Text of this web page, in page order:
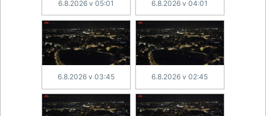
6.8.2026 v 05:01 6.8.2026 v 04:01
6.8.2026 v 03:45 6.8.2026 v 02:45